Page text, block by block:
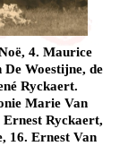
4. Maurice
Woestijne, de
Ryckaert.
Marie Van
Ernest Ryckaert,
16. Ernest Van